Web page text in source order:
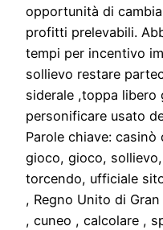
opportunità di
profitti prelevabili.
tempi per incentivo
sollievo restare
siderale ,toppa
personificare usato
Parole chiave:
gioco, gioco,
torcendo, ufficiale
, Regno Unito di
, cuneo , calcolare ,